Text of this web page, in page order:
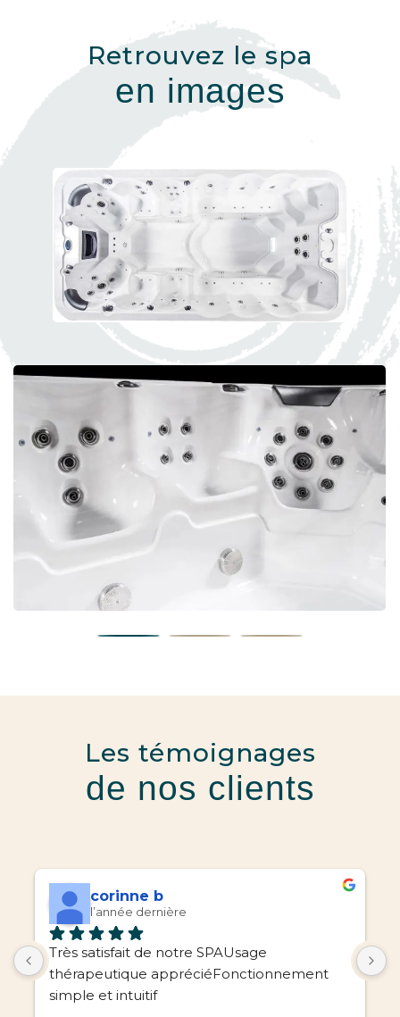
Retrouvez le spa
en images
Les témoignages
de nos clients
corinne b
l’année dernière
Très satisfait de notre SPAUsage
thérapeutique appréciéFonctionnement
simple et intuitif